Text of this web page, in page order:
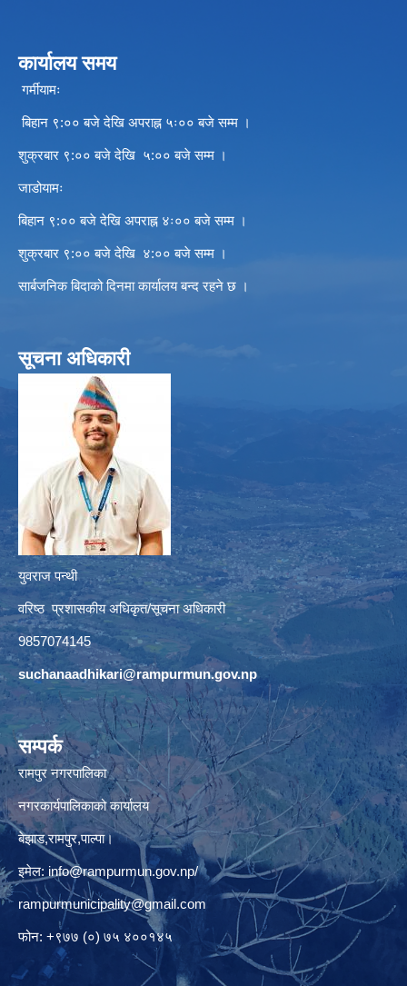
कार्यालय समय
गर्मीयामः
बिहान ९:०० बजे देखि अपराह्न ५ः०० बजे सम्म ।
शुक्रबार ९:०० बजे देखि ५:०० बजे सम्म ।
जाडोयामः
बिहान ९:०० बजे देखि अपराह्न ४ः०० बजे सम्म ।
शुक्रबार ९:०० बजे देखि ४:०० बजे सम्म ।
सार्बजनिक बिदाको दिनमा कार्यालय बन्द रहने छ ।
सूचना अधिकारी
युवराज पन्थी
वरिष्ठ प्रशासकीय अधिकृत/सूचना अधिकारी
9857074145
suchanaadhikari@rampurmun.gov.np
सम्पर्क
रामपुर नगरपालिका
नगरकार्यपालिकाको कार्यालय
बेझाड,रामपुर,पाल्पा।
इमेल: info@rampurmun.gov.np/
rampurmunicipality@gmail.com
फोन: +९७७ (०) ७५ ४००१४५